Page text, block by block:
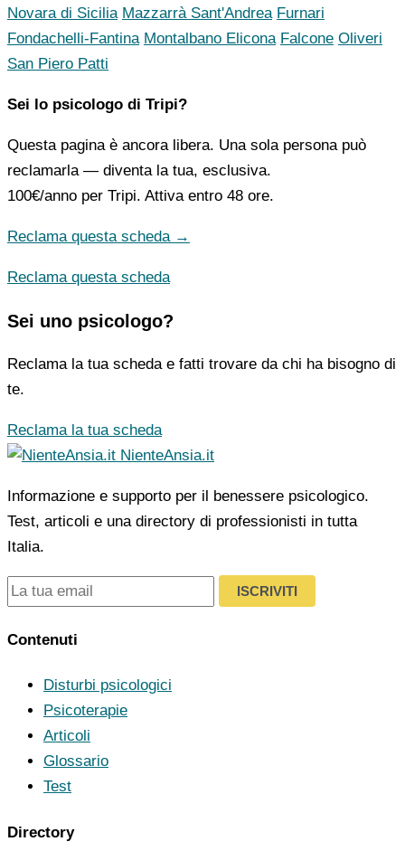
Novara di Sicilia Mazzarrà Sant'Andrea Furnari
Fondachelli-Fantina Montalbano Elicona Falcone Oliveri
San Piero Patti
Sei lo psicologo di Tripi?
Questa pagina è ancora libera. Una sola persona può
reclamarla — diventa la tua, esclusiva.
100€/anno per Tripi. Attiva entro 48 ore.
Reclama questa scheda →
Reclama questa scheda
Sei uno psicologo?
Reclama la tua scheda e fatti trovare da chi ha bisogno di
te.
Reclama la tua scheda
NienteAnsia.it
Informazione e supporto per il benessere psicologico.
Test, articoli e una directory di professionisti in tutta
Italia.
ISCRIVITI
Contenuti
Disturbi psicologici
Psicoterapie
Articoli
Glossario
Test
Directory